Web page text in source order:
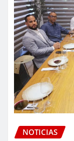
NOTICIAS